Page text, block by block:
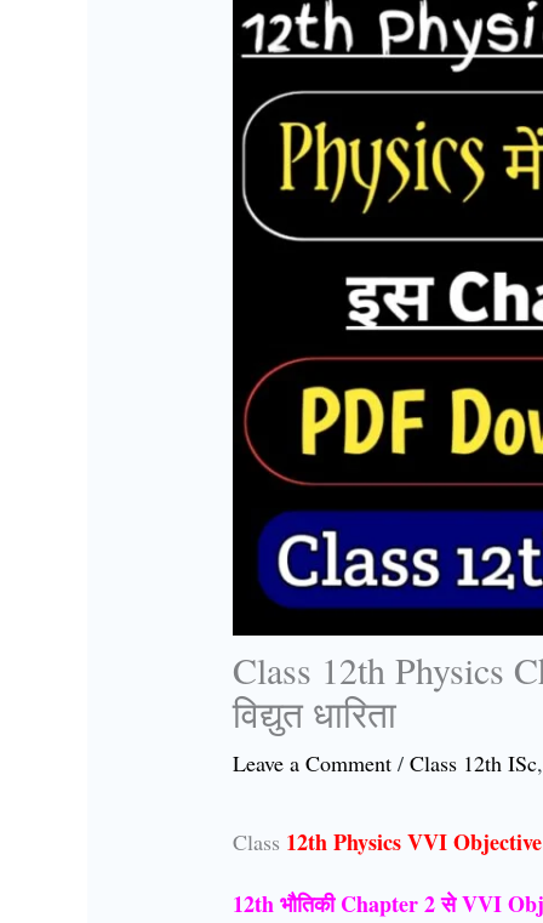
Class 12th Physics
विद्युत धारिता
Leave a Comment /Class 12th ISc
Class 12th Physics VVI
12th भौतिकी Chapter 2 से VVI